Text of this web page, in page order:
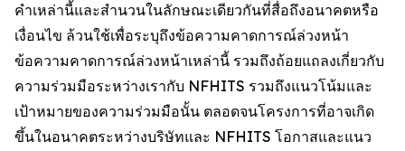
คำเหล่านี้และสำนวนในลักษณะเดียวกันที่สื่อถึงอนาคตหรือ
เงื่อนไข ล้วนใช้เพื่อระบุถึงข้อความคาดการณ์ล่วงหน้า
ข้อความคาดการณ์ล่วงหน้าเหล่านี้ รวมถึงถ้อยแถลงเกี่ยวกับ
ความร่วมมือระหว่างเรากับ NFHITS รวมถึงแนวโน้มและ
เป้าหมายของความร่วมมือนั้น ตลอดจนโครงการที่อาจเกิด
ขึ้นในอนาคตระหว่างบริษัทและ NFHITS โอกาสและแนว